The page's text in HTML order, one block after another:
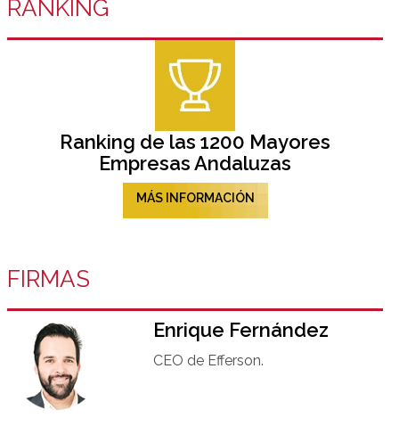
RANKING
Ranking de las 1200 Mayores
Empresas Andaluzas
MÁS INFORMACIÓN
FIRMAS
Enrique Fernández
CEO de Efferson.